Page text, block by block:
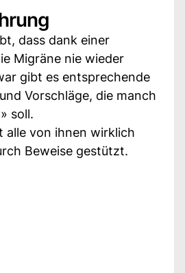
dass dank einer
Migräne nie wieder
gibt es entsprechende
Vorschläge, die manch
soll.
alle von ihnen wirklich
Beweise gestützt.